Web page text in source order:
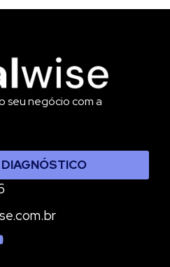
seu negócio com a